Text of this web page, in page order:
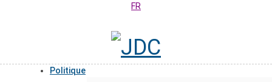
FR
Politique